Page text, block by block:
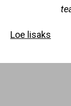
Loe lisaks